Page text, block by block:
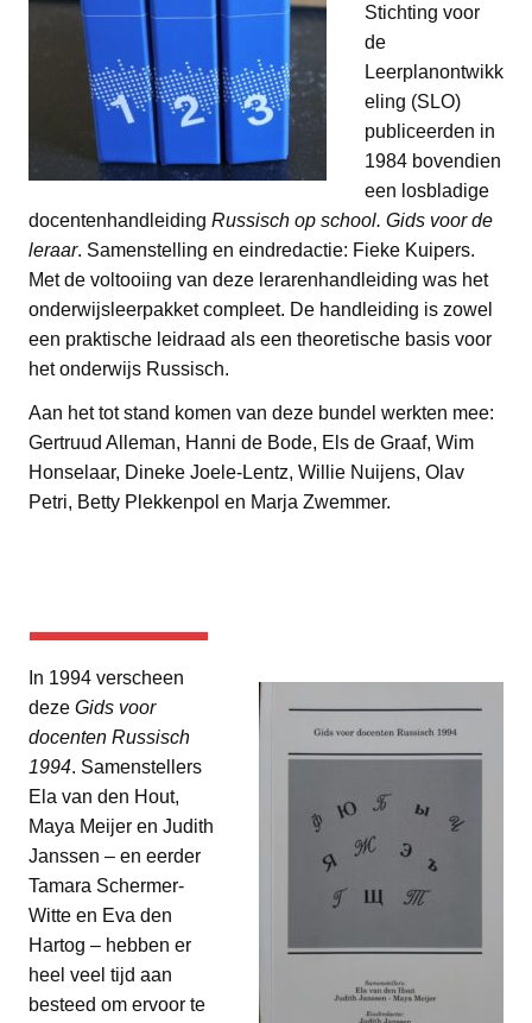
Stichting voor
de
Leerplanontwikk
eling (SLO)
publiceerden in
1984 bovendien
een losbladige
docentenhandleiding Russisch op school. Gids voor de
leraar. Samenstelling en eindredactie: Fieke Kuipers.
Met de voltooiing van deze lerarenhandleiding was het
onderwijsleerpakket compleet. De handleiding is zowel
een praktische leidraad als een theoretische basis voor
het onderwijs Russisch.
Aan het tot stand komen van deze bundel werkten mee:
Gertruud Alleman, Hanni de Bode, Els de Graaf, Wim
Honselaar, Dineke Joele-Lentz, Willie Nuijens, Olav
Petri, Betty Plekkenpol en Marja Zwemmer.
In 1994 verscheen
deze Gids voor
docenten Russisch
1994. Samenstellers
Ela van den Hout,
Maya Meijer en Judith
Janssen – en eerder
Tamara Schermer-
Witte en Eva den
Hartog – hebben er
heel veel tijd aan
besteed om ervoor te